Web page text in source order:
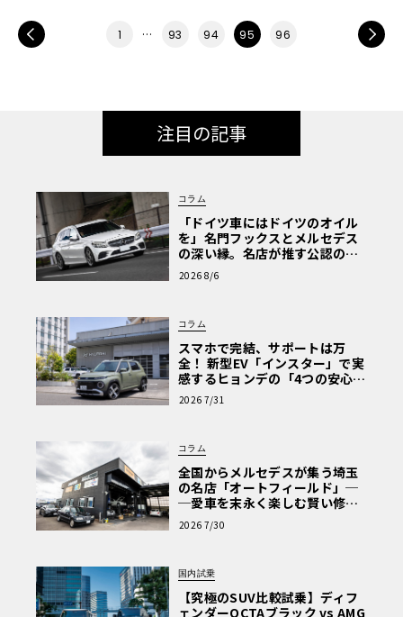
1 … 93 94 95 96
注目の記事
コラム
「ドイツ車にはドイツのオイル
を」名門フックスとメルセデス
の深い縁。名店が推す公認の安
心と、Cクラスで味わうシルキー
な走り〈PR〉
2026 8/6
コラム
スマホで完結、サポートは万
全！ 新型EV「インスター」で実
感するヒョンデの「4つの安心」
【第1回・ヒョンデ6つの疑問：
Why? Hyundai?】〈PR〉
2026 7/31
コラム
全国からメルセデスが集う埼玉
の名店「オートフィールド」─
─愛車を末永く楽しむ賢い修理
術と、プロがフックス製オイル
を選ぶ理由〈PR〉
2026 7/30
国内試乗
【究極のSUV比較試乗】ディフ
ェンダーOCTAブラック vs AMG